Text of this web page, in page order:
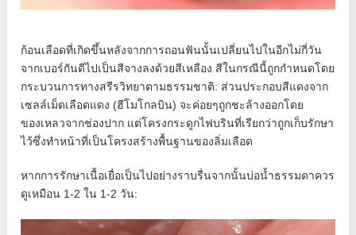
ก้อนเลือดที่เกิดขึ้นหลังจากการถอนฟันนั้นเปลี่ยนไปในอีกไม่กี่วัน
จากเบอร์กันดีไปเป็นสีจางลงด้วยสีเหลือง สีในกรณีนี้ถูกกำหนดโดย
กระบวนการทางสรีรวิทยาตามธรรมชาติ: ส่วนประกอบสีแดงจาก
เซลล์เม็ดเลือดแดง (ฮีโมโกลบิน) จะค่อยๆถูกชะล้างออกโดย
ของเหลวจากช่องปาก แต่โครงกระดูกไฟบรินที่เรียกว่าถูกเก็บรักษา
ไว้ซึ่งทำหน้าที่เป็นโครงสร้างพื้นฐานของลิ่มเลือด
หากการรักษาเนื้อเยื่อเป็นไปอย่างราบรื่นจากนั้นบ่อน้ำธรรมดาควร
ดูเหมือน 1-2 ใน 1-2 วัน: